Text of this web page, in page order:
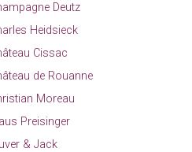
Deutz
Heidsieck
Cissac
de Rouanne
Moreau
Preisinger
& Jack